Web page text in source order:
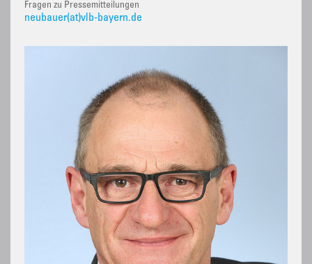
Fragen zu Pressemitteilungen
neubauer(at)vlb-bayern.de